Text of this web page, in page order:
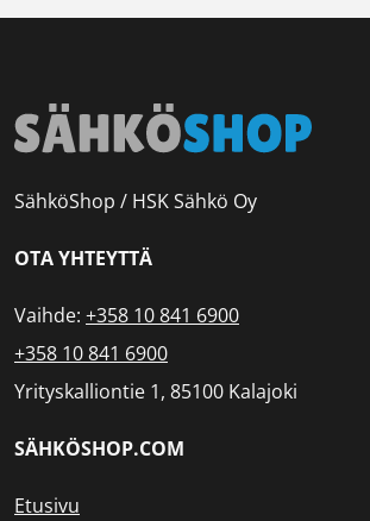
SähköShop / HSK Sähkö Oy
OTA YHTEYTTÄ
Vaihde: +358 10 841 6900
+358 10 841 6900
Yrityskalliontie 1, 85100 Kalajoki
SÄHKÖSHOP.COM
Etusivu